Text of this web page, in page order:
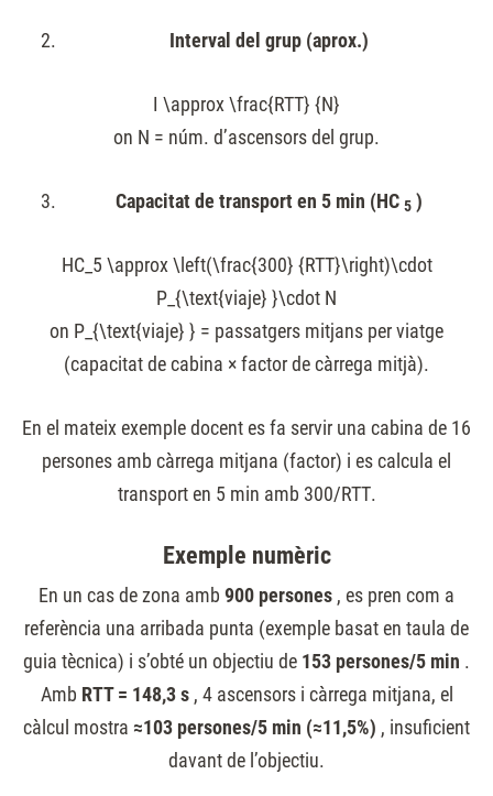
Interval del grup (aprox.)
I \approx \frac{RTT} {N}
on N = núm. d’ascensors del grup.
Capacitat de transport en 5 min (HC 5)
HC_5 \approx \left(\frac{300} {RTT}\right)\cdot
P_{\text{viaje} }\cdot N
on P_{\text{viaje} } ​ = passatgers mitjans per viatge
(capacitat de cabina × factor de càrrega mitjà).
En el mateix exemple docent es fa servir una cabina de 16
persones amb càrrega mitjana (factor) i es calcula el
transport en 5 min amb 300/RTT.
Exemple numèric
En un cas de zona amb 900 persones , es pren com a
referència una arribada punta (exemple basat en taula de
guia tècnica) i s’obté un objectiu de 153 persones/5 min .
Amb RTT = 148,3 s, 4 ascensors i càrrega mitjana, el
càlcul mostra ≈103 persones/5 min (≈11,5%) , insuficient
davant de l’objectiu.